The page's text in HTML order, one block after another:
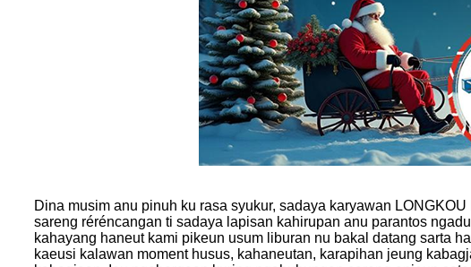
Dina musim anu pinuh ku rasa syukur, sadaya karyawan
sareng réréncangan ti sadaya lapisan kahirupan anu parantos
kahayang haneut kami pikeun usum liburan nu bakal datang sarta
kaeusi kalawan moment husus, kahaneutan, karapihan jeung